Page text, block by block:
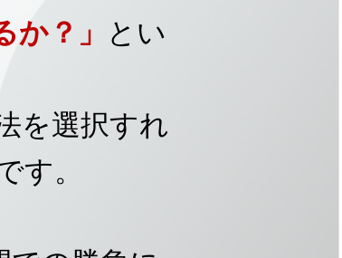
？」 とい
を選択すれ
す。